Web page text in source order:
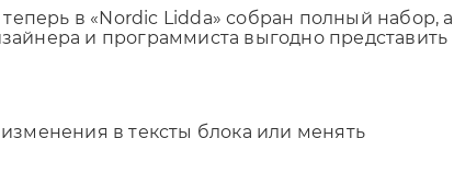
в «Nordic Lidda» собран полный набор, а
и программиста выгодно представить
в тексты блока или менять